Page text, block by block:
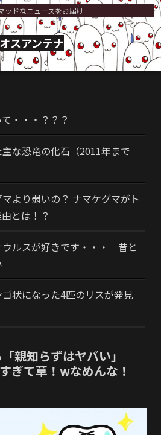
ッドなニュースをお届け
スアンテナ
・・・？？？
な恐竜の化石（2011年まで
より弱いの？ ナマケグマがト
とは！？
ウルスが好きです・・・ 昔と
状になった4匹のリスが発見
親知らずはヤバい」
ぎて草！wなめんな！